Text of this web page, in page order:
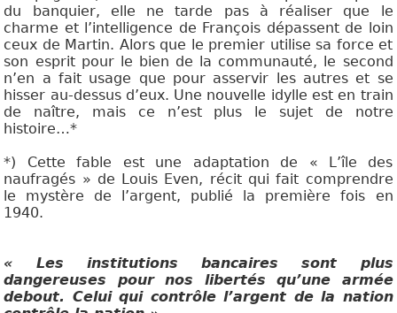
du banquier, elle ne tarde pas à réaliser que le
charme et l’intelligence de François dépassent de loin
ceux de Martin. Alors que le premier utilise sa force et
son esprit pour le bien de la communauté, le second
n’en a fait usage que pour asservir les autres et se
hisser au-dessus d’eux. Une nouvelle idylle est en train
de naître, mais ce n’est plus le sujet de notre
histoire…*
*) Cette fable est une adaptation de « L’île des
naufragés » de Louis Even, récit qui fait comprendre
le mystère de l’argent, publié la première fois en
1940.
« Les institutions bancaires sont plus
dangereuses pour nos libertés qu’une armée
debout. Celui qui contrôle l’argent de la nation